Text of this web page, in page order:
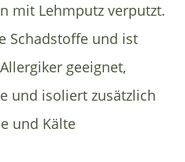
mit Lehmputz verputzt.
Schadstoffe und ist
geeignet,
und isoliert zusätzlich
und Kälte